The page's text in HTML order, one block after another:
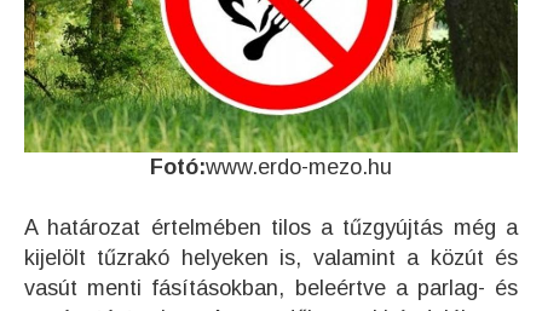
Fotó:www.erdo-mezo.hu
A határozat értelmében tilos a tűzgyújtás még a
kijelölt tűzrakó helyeken is, valamint a közút és
vasút menti fásításokban, beleértve a parlag- és